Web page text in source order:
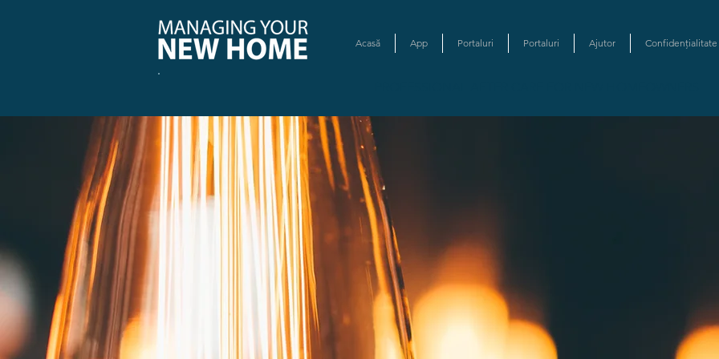
Acasă App Portaluri Portaluri Ajutor Confidențialitate